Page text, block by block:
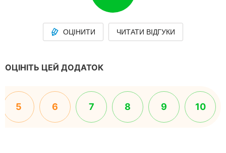
ОЦІНИТИ ЧИТАТИ ВІДГУКИ
ОЦІНІТЬ ЦЕЙ ДОДАТОК
5 6 7 8 9 10